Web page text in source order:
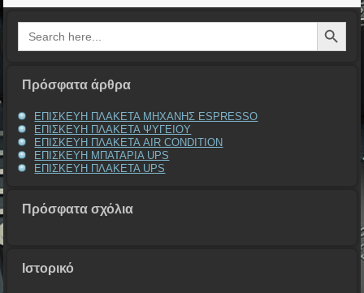
Search
for:
Search Button
Πρόσφατα άρθρα
ΕΠΙΣΚΕΥΗ ΠΛΑΚΕΤΑ ΜΗΧΑΝΗΣ ESPRESSO
ΕΠΙΣΚΕΥΗ ΠΛΑΚΕΤΑ ΨΥΓΕΙΟΥ
ΕΠΙΣΚΕΥΗ ΠΛΑΚΕΤΑ AIR CONDITION
ΕΠΙΣΚΕΥΗ ΜΠΑΤΑΡΙΑ UPS
ΕΠΙΣΚΕΥΗ ΠΛΑΚΕΤΑ UPS
Πρόσφατα σχόλια
Ιστορικό